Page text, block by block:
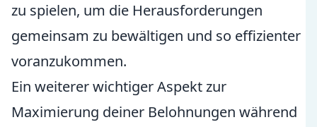
zu spielen, um die Herausforderungen
gemeinsam zu bewältigen und so effizienter
voranzukommen.
Ein weiterer wichtiger Aspekt zur
Maximierung deiner Belohnungen während